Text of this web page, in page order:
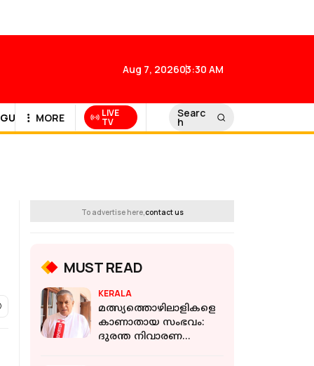
Aug 7, 202603:30 AM
GULF NEWS
MORE LIVE
TV
Searc
h
To advertise here,contact us
MUST READ
KERALA
മത്സ്യത്തൊഴിലാളികളെ
കാണാതായ സംഭവം:
ദുരന്ത നിവാരണ